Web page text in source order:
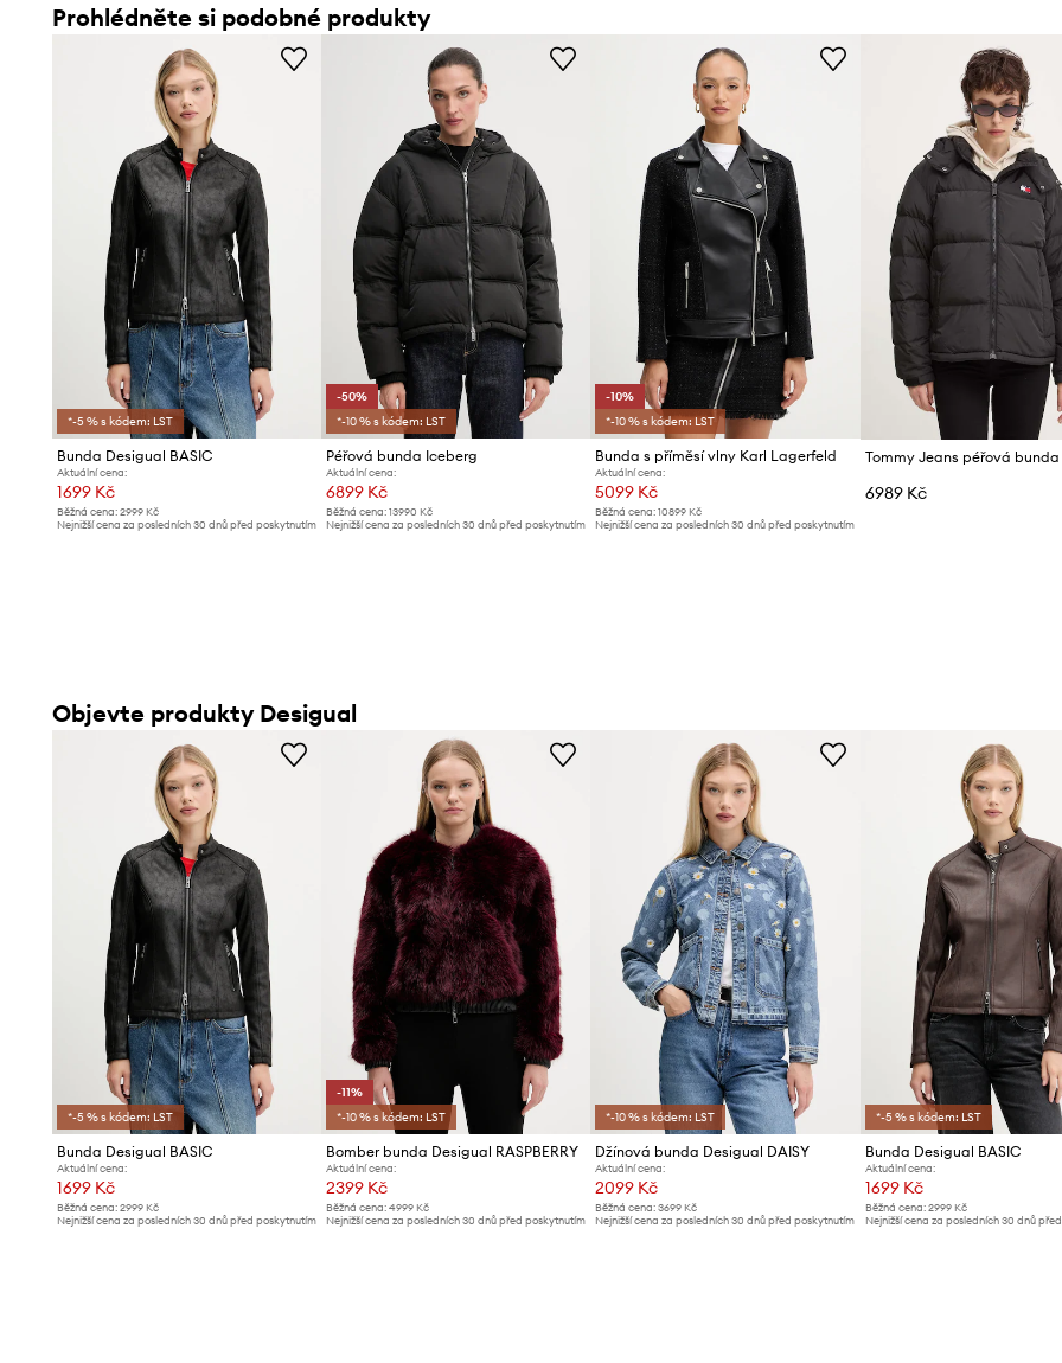
Prohlédněte si podobné produkty
*-5 % s kódem: LST
Bunda Desigual BASIC
Aktuální cena:
1699 Kč
Běžná cena: 2999 Kč
Nejnižší cena za posledních 30 dnů před poskytnutím
-50%
*-10 % s kódem: LST
Péřová bunda Iceberg
Aktuální cena:
6899 Kč
Běžná cena:13990 Kč
Nejnižší cena za posledních 30 dnů před poskytnutím
-10%
*-10 % s kódem: LST
Bunda s příměsí vlny Karl Lagerfeld
Aktuální cena:
5099 Kč
Běžná cena: 10899 Kč
Nejnižší cena za posledních 30 dnů před poskytnutím
Tommy Jeans péřová
6989 Kč
Objevte produkty Desigual
*-5 % s kódem: LST
Bunda Desigual BASIC
Aktuální cena:
1699 Kč
Běžná cena: 2999 Kč
Nejnižší cena za posledních 30 dnů před poskytnutím
-11%
*-10 % s kódem: LST
Bomber bunda Desigual RASPBERRY
Aktuální cena:
2399 Kč
Běžná cena:4999 Kč
Nejnižší cena za posledních 30 dnů před poskytnutím
*-10 % s kódem: LST
Džínová bunda Desigual DAISY
Aktuální cena:
2099 Kč
Běžná cena: 3699 Kč
Nejnižší cena za posledních 30 dnů před poskytnutím
*-5 % s kódem: LST
Bunda Desigual BASIC
Aktuální cena:
1699 Kč
Běžná cena: 2999 Kč
Nejnižší cena za posledních 30 dnů